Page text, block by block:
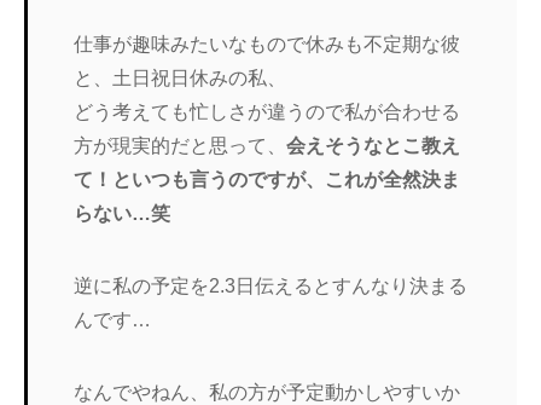
仕事が趣味みたいなもので休みも不定期な彼
と、土日祝日休みの私、
どう考えても忙しさが違うので私が合わせる
方が現実的だと思って、会えそうなとこ教え
て！といつも言うのですが、これが全然決ま
らない…笑
逆に私の予定を2.3日伝えるとすんなり決まる
んです…
なんでやねん、私の方が予定動かしやすいか